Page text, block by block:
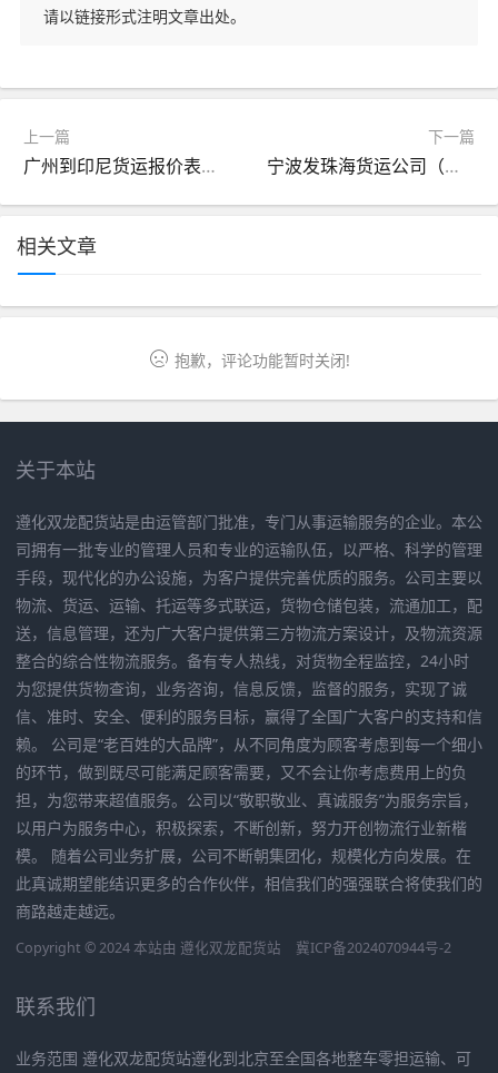
请以链接形式注明文章出处。
上一篇
广州到印尼货运报价表（广州到印尼的物流）
下一篇
宁波发珠海货运公司（宁波发珠海货运公司地址）
相关文章
抱歉，评论功能暂时关闭!
关于本站
遵化双龙配货站是由运管部门批准，专门从事运输服务的企业。本公
司拥有一批专业的管理人员和专业的运输队伍，以严格、科学的管理
手段，现代化的办公设施，为客户提供完善优质的服务。公司主要以
物流、货运、运输、托运等多式联运，货物仓储包装，流通加工，配
送，信息管理，还为广大客户提供第三方物流方案设计，及物流资源
整合的综合性物流服务。备有专人热线，对货物全程监控，24小时
为您提供货物查询，业务咨询，信息反馈，监督的服务，实现了诚
信、准时、安全、便利的服务目标，赢得了全国广大客户的支持和信
赖。 公司是“老百姓的大品牌”，从不同角度为顾客考虑到每一个细小
的环节，做到既尽可能满足顾客需要，又不会让你考虑费用上的负
担，为您带来超值服务。公司以“敬职敬业、真诚服务”为服务宗旨，
以用户为服务中心，积极探索，不断创新，努力开创物流行业新楷
模。 随着公司业务扩展，公司不断朝集团化，规模化方向发展。在
此真诚期望能结识更多的合作伙伴，相信我们的强强联合将使我们的
商路越走越远。
Copyright © 2024 本站由 遵化双龙配货站 冀ICP备2024070944号-2
联系我们
业务范围 遵化双龙配货站遵化到北京至全国各地整车零担运输、可